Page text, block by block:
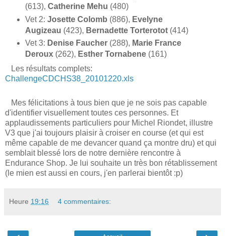
(613), Catherine Mehu (480)
Vet 2: Josette Colomb (886), Evelyne
Augizeau (423), Bernadette Torterotot(414)
Vet 3: Denise Faucher(288), Marie France
Deroux(262), Esther Tornabene(161)
Les résultats complets:
ChallengeCDCHS38_20101220.xls
Mes félicitations à tous bien que je ne sois pas capable
d'identifier visuellement toutes ces personnes. Et
applaudissements particuliers pour Michel Riondet, illustre
V3 que j'ai toujours plaisir à croiser en course (et qui est
même capable de me devancer quand ça montre dru) et qui
semblait blessé lors de notre dernière rencontre à
Endurance Shop. Je lui souhaite un très bon rétablissement
(le mien est aussi en cours, j'en parlerai bientôt :p)
Heure 19:16 4 commentaires: